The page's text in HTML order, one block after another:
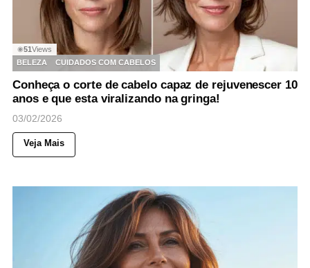
◉51Views
BELEZA
CUIDADOS COM CABELOS
Conheça o corte de cabelo capaz de rejuvenescer 10
anos e que esta viralizando na gringa!
03/02/2026
Veja Mais